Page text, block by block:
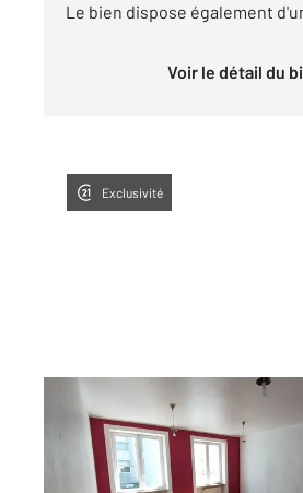
Le bien dispose également
Voir le détail du
Exclusivité
ST ETIENNE 42
105 m2, 3 pièces
Ref : 3502
Appartement F3 à vendre